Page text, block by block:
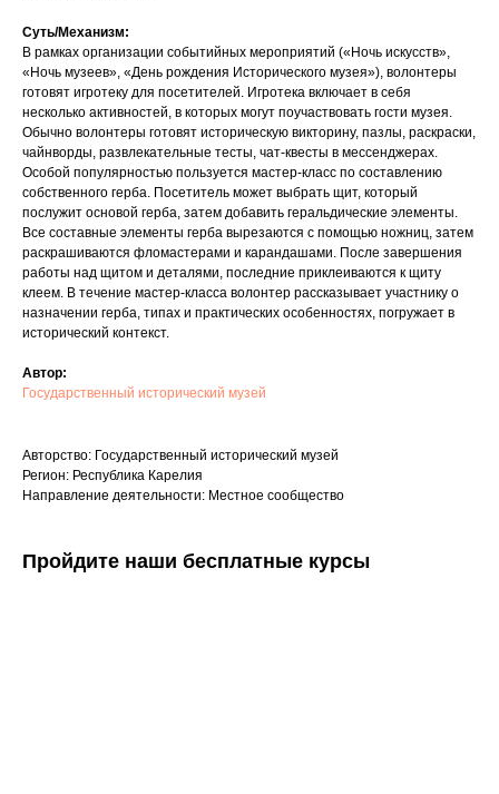
Суть/Механизм:
В рамках организации событийных мероприятий («Ночь искусств»,
«Ночь музеев», «День рождения Исторического музея»), волонтеры
готовят игротеку для посетителей. Игротека включает в себя
несколько активностей, в которых могут поучаствовать гости музея.
Обычно волонтеры готовят историческую викторину, пазлы, раскраски,
чайнворды, развлекательные тесты, чат-квесты в мессенджерах.
Особой популярностью пользуется мастер-класс по составлению
собственного герба. Посетитель может выбрать щит, который
послужит основой герба, затем добавить геральдические элементы.
Все составные элементы герба вырезаются с помощью ножниц, затем
раскрашиваются фломастерами и карандашами. После завершения
работы над щитом и деталями, последние приклеиваются к щиту
клеем. В течение мастер-класса волонтер рассказывает участнику о
назначении герба, типах и практических особенностях, погружает в
исторический контекст.
Автор:
Государственный исторический музей
Авторство: Государственный исторический музей
Регион: Республика Карелия
Направление деятельности: Местное сообщество
Пройдите наши бесплатные курсы